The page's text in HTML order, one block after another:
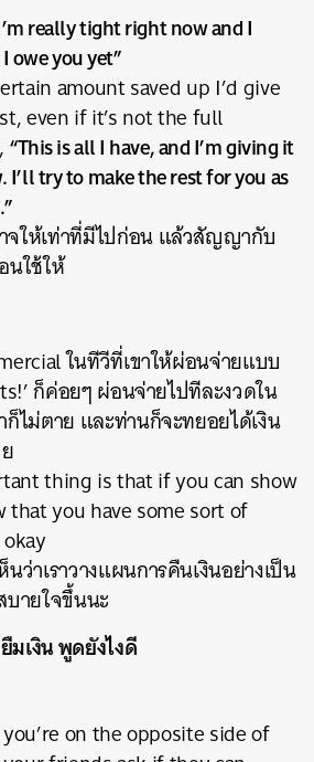
really tight right now and I
owe you yet”
amount saved up I’d give
even if it’s not the full
“This is all I have, and I’m giving it
try to make the rest for you as
จให้เท่าที่มีไปก่อน แล้วสัญญากับ
นใช้ให้
ในทีวีที่เขาให้ผ่อนจ่ายแบบ
ก็ค่อยๆ ผ่อนจ่ายไปทีละงวดใน
ก็ไม่ตาย และท่านก็จะทยอยได้เงิน
thing is that if you can show
that you have some sort of
นว่าเราวางแผนการคืนเงินอย่างเป็น
บายใจขึ้นนะ
มเงิน พูดยังไงดี
on the opposite side of